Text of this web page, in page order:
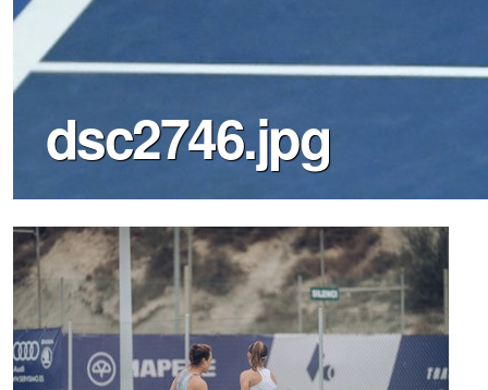
dsc2746.jpg